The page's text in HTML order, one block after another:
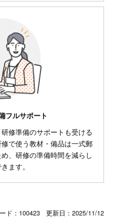
フルサポート
修準備のサポートも受ける
で使う教材・備品は一式郵
、研修の準備時間を減らし
ます。
ド：100423 更新日： 2025/11/12